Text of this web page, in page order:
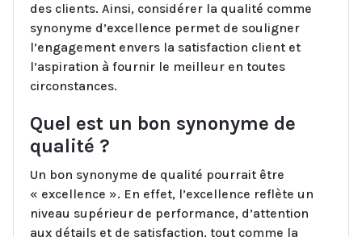
des clients. Ainsi, considérer la qualité comme
synonyme d’excellence permet de souligner
l’engagement envers la satisfaction client et
l’aspiration à fournir le meilleur en toutes
circonstances.
Quel est un bon synonyme de
qualité ?
Un bon synonyme de qualité pourrait être
« excellence ». En effet, l’excellence reflète un
niveau supérieur de performance, d’attention
aux détails et de satisfaction, tout comme la